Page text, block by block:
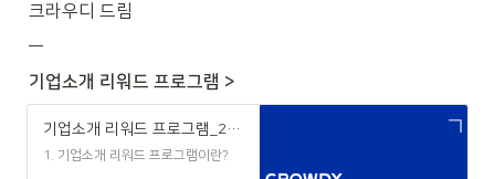
크라우디 드림
—
기업소개 리워드 프로그램 >
기업소개 리워드 프로그램_250616
1. 기업소개 리워드 프로그램이란?